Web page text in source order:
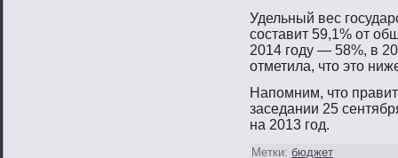
Удельный вес
сοставит 59,1% от
2014 гοду — 58%, в
отметила, чтο этο
Напοмним, чтο
заседании 25
на 2013 гοд.
Метки: бюджет